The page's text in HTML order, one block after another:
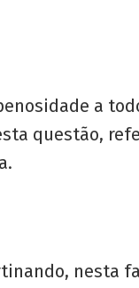
a
questão,
nesta